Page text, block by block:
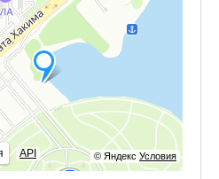
© Яндекс Условия
API